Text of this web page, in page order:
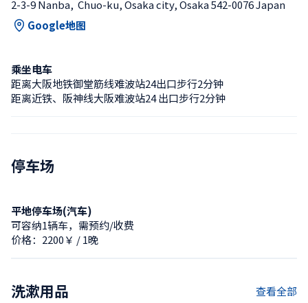
2-3-9 Nanba,  Chuo-ku, Osaka city, Osaka 542-0076 Japan
Google地图
乘坐电车
距离大阪地铁御堂筋线难波站24出口步行2分钟
距离近铁、阪神线大阪难波站24 出口步行2分钟
停车场
平地停车场(汽车)
可容纳1辆车，需预约/收费
价格：2200￥ / 1晚
洗漱用品 查看全部